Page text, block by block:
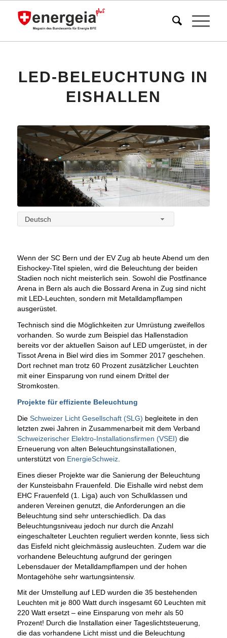
LED-BELEUCHTUNG IN
EISHALLEN
Deutsch
Wenn der SC Bern und der EV Zug ab heute Abend um den
Eishockey-Titel spielen, wird die Beleuchtung der beiden
Stadien noch nicht meisterlich sein. Sowohl die Postfinance
Arena in Bern als auch die Bossard Arena in Zug sind nicht
mit LED-Leuchten, sondern mit Metalldampflampen
ausgerüstet.
Technisch sind die Möglichkeiten zur Umrüstung zweifellos
vorhanden. So wurde zum Beispiel das Hallenstadion
bereits vor der aktuellen Saison auf LED umgerüstet, in der
Tissot Arena in Biel wird dies im Sommer 2017 geschehen.
Dort rechnet man trotz 60 Prozent zusätzlicher Leuchten
mit einer Einsparung von rund einem Drittel der
Stromkosten.
Projekte für effiziente Beleuchtung
Die Schweizer Licht Gesellschaft (SLG) begleitete in den
letzten zwei Jahren in Zusammenarbeit mit dem Verband
Schweizerischer Elektro-Installationsfirmen (VSEI) die
Erneuerung von alten Beleuchtungsinstallationen,
unterstützt von EnergieSchweiz.
Eines dieser Projekte war die Sanierung der Beleuchtung
der Kunsteisbahn Frauenfeld. Die Eishalle wird nebst dem
EHC Frauenfeld (1. Liga) auch von Schulklassen und
anderen Vereinen genutzt, die Anforderungen an die
Beleuchtung sind sehr unterschiedlich. Da das
Beleuchtungsniveau jedoch nur durch die Anzahl
eingeschalteter Leuchten reguliert werden konnte, liess sich
das Eisfeld nicht gleichmässig ausleuchten. Zudem war die
vorhandene Beleuchtung aufgrund der geringen
Lebensdauer der Metalldampflampen und der hohen
Montagehöhe sehr wartungsintensiv.
Mit der Umstellung auf LED wurden die 35 bestehenden
Leuchten mit je 800 Watt durch insgesamt 60 Leuchten mit
220 Watt ersetzt – eine Einsparung von mehr als 50
Prozent! Durch die Installation einer Tageslichtsteuerung,
die das vorhandene Licht misst und die Beleuchtung